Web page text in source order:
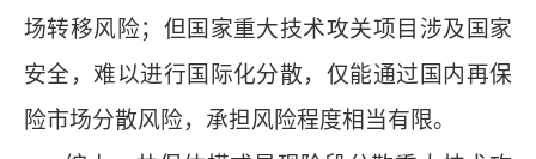
场转移风险；但国家重大技术攻关项目涉及国家
安全，难以进行国际化分散，仅能通过国内再保
险市场分散风险，承担风险程度相当有限。